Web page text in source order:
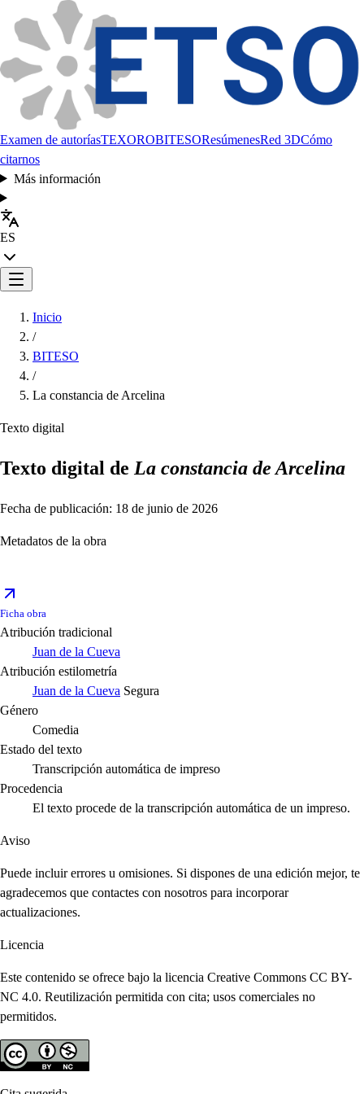
Examen de autoríasTEXOROBITESOResúmenesRed 3DCómo
citarnos
Más información
ES
Inicio
/
BITESO
/
La constancia de Arcelina
Texto digital
Texto digital de La constancia de Arcelina
Fecha de publicación: 18 de junio de 2026
Metadatos de la obra
Ficha obra
Atribución tradicional
Juan de la Cueva
Atribución estilometría
Juan de la Cueva Segura
Género
Comedia
Estado del texto
Transcripción automática de impreso
Procedencia
El texto procede de la transcripción automática de un impreso.
Aviso
Puede incluir errores u omisiones. Si dispones de una edición mejor, te
agradecemos que contactes con nosotros para incorporar
actualizaciones.
Licencia
Este contenido se ofrece bajo la licencia Creative Commons CC BY-
NC 4.0. Reutilización permitida con cita; usos comerciales no
permitidos.